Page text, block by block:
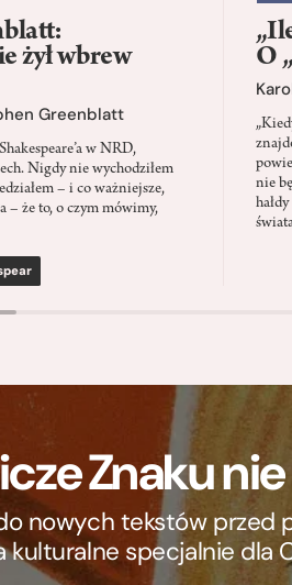
żył wbrew
Greenblatt
w NRD,
Nigdy nie wychodziłem
– i co ważniejsze,
– że to, o czym mówimy,
O
nie
Znaku
nowych tekstów przed
kulturalne specjalnie dla